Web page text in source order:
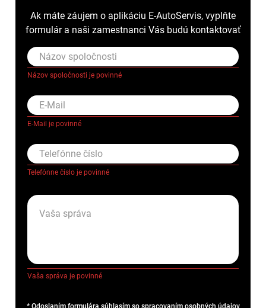
Ak máte záujem o aplikáciu E-AutoServis, vyplňte
formulár a naši zamestnanci Vás budú kontaktovať
Názov spoločnosti je povinné
E-Mail je povinné
Telefónne číslo je povinné
Vaša správa je povinné
* Odoslaním formulára súhlasím so spracovaním osobných údajov